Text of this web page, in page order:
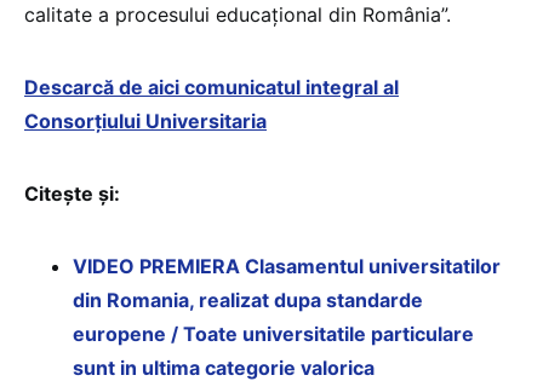
calitate a procesului educațional din România”.
Descarcă de aici comunicatul integral al
Consorțiului Universitaria
Citește și:
VIDEO PREMIERA Clasamentul universitatilor
din Romania, realizat dupa standarde
europene / Toate universitatile particulare
sunt in ultima categorie valorica